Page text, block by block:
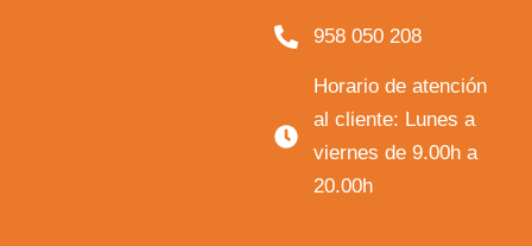
958 050 208
Horario de atención
al cliente: Lunes a
viernes de 9.00h a
20.00h